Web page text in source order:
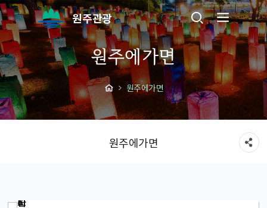
원주관광
원주에가면
원주에가면
원주에가면